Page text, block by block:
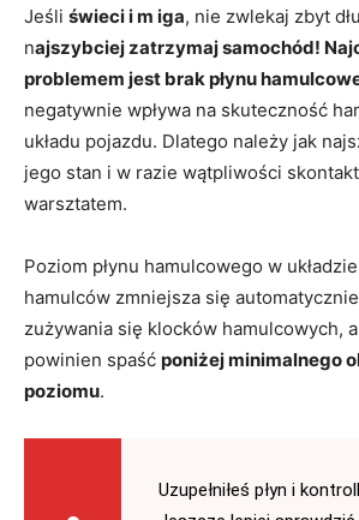
Jeśli świeci i m iga, nie zwlekaj zbyt
najszybciej zatrzymaj samochód!
problemem jest brak płynu
negatywnie wpływa na skuteczność
układu pojazdu. Dlatego należy jak
jego stan i w razie wątpliwości
warsztatem.
Poziom płynu hamulcowego w
hamulców zmniejsza się
zużywania się klocków hamulcowych,
powinien spaść poniżej minimalnego
poziomu.
Uzupełniłeś płyn i